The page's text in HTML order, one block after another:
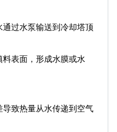
过水泵输送到冷却塔顶
表面，形成水膜或水
致热量从水传递到空气